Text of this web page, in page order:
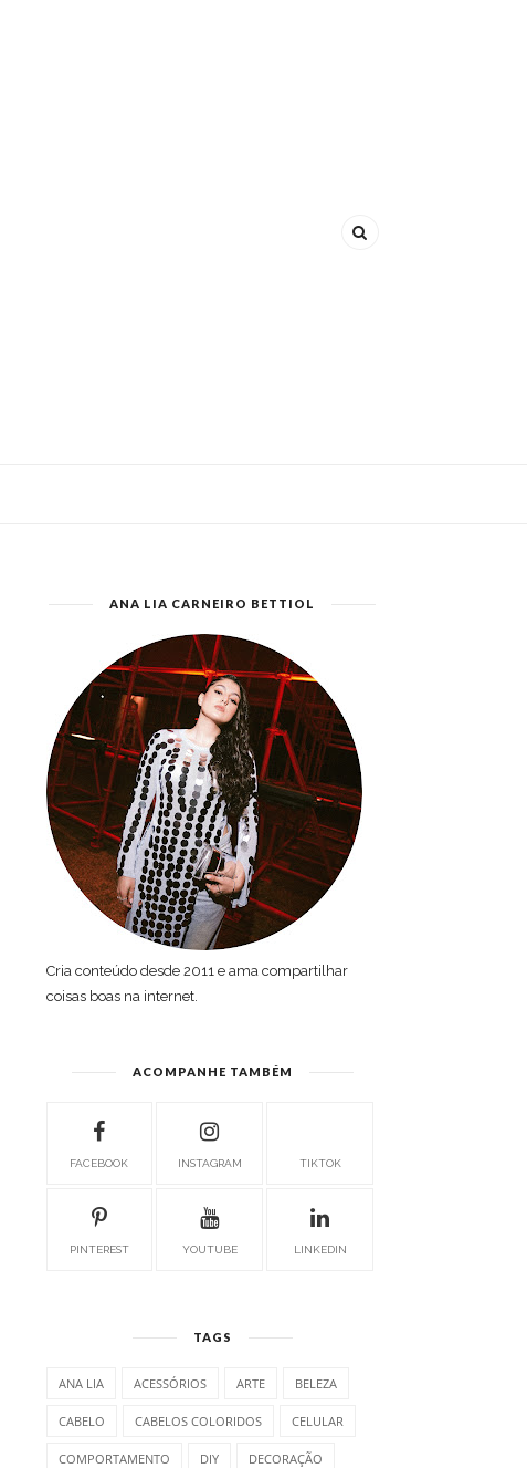
ANA LIA CARNEIRO BETTIOL
Cria conteúdo desde 2011 e ama compartilhar
coisas boas na internet.
ACOMPANHE TAMBÉM
FACEBOOK INSTAGRAM TIKTOK
PINTEREST YOUTUBE LINKEDIN
TAGS
ANA LIA ACESSÓRIOS ARTE BELEZA
CABELO CABELOS COLORIDOS CELULAR
COMPORTAMENTO DIY DECORAÇÃO